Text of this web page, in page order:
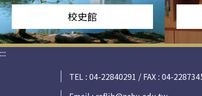
校史館
:::
TEL : 04-22840291 / FAX : 04-